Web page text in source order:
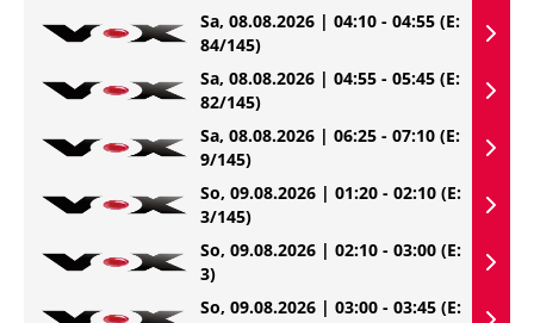
Sa, 08.08.2026 | 04:10 - 04:55 (E:
84/145)
Sa, 08.08.2026 | 04:55 - 05:45 (E:
82/145)
Sa, 08.08.2026 | 06:25 - 07:10 (E:
9/145)
So, 09.08.2026 | 01:20 - 02:10 (E:
3/145)
So, 09.08.2026 | 02:10 - 03:00 (E:
3)
So, 09.08.2026 | 03:00 - 03:45 (E: